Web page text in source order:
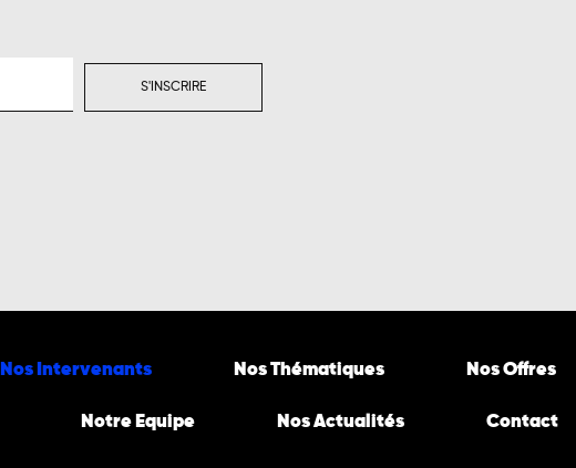
S'INSCRIRE
Nos Intervenants Nos Thématiques Nos Offres
Notre Equipe Nos Actualités Contact